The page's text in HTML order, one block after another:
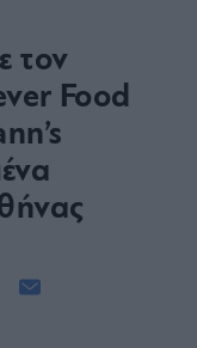
τον
Food